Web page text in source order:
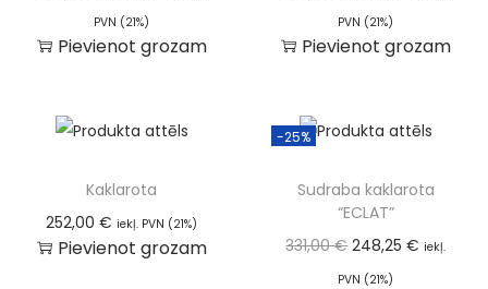
PVN (21%)
Pievienot grozam
PVN (21%)
Pievienot grozam
Kaklarota
252,00€ iekļ. PVN (21%)
Pievienot grozam
-25%
Sudraba kaklarota
“ECLAT”
331,00€ 248,25€ iekļ.
PVN (21%)